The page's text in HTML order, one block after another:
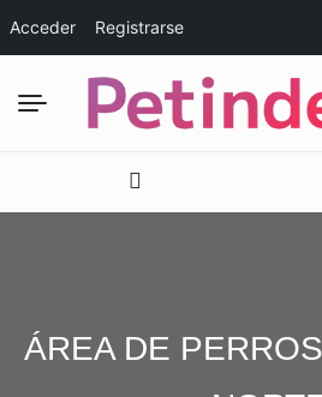
Acceder Registrarse
ÁREA DE